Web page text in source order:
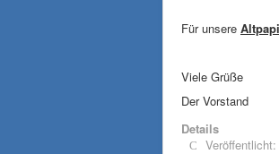
Für unsere
Viele Grüße
Der Vorstand
Details